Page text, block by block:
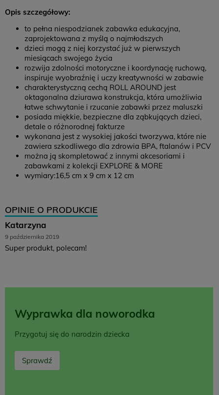
Opis szczegółowy:
to pełna niespodzianek zabawka edukacyjna,
zaprojektowana z myślą o najmłodszych
dzieci mogą z niej korzystać już w pierwszych
miesiącach swojego życia
rozwija zdolności motoryczne i koordynację ruchową,
inspiruje wyobraźnię i uczy kreatywności w zabawie
charakterystyczną cechą ROLL AROUND jest
oktagonalna dziurawa konstrukcja, która umożliwia
łatwe schwytanie i rzucanie zabawki przez maluszki
posiada miękkie, bezpieczne dla ząbkujących dzieci,
detale o różnorodnej fakturze
wykonana jest z wysokiej jakości tworzywa, które nie
zawiera szkodliwego dla zdrowia BPA, ftalanów i PCV
można ją skompletować z innymi akcesoriami i
zabawkami z kolekcji EXPLORE & MORE
wymiary:16,5 cm x 9 cm x 12 cm
OPINIE O PRODUKCIE
Katarzyna
9 października 2019
Super produkt, polecam!
Wyprawka dla noworodka
Przygotuj się do narodzin dziecka
Sprawdź